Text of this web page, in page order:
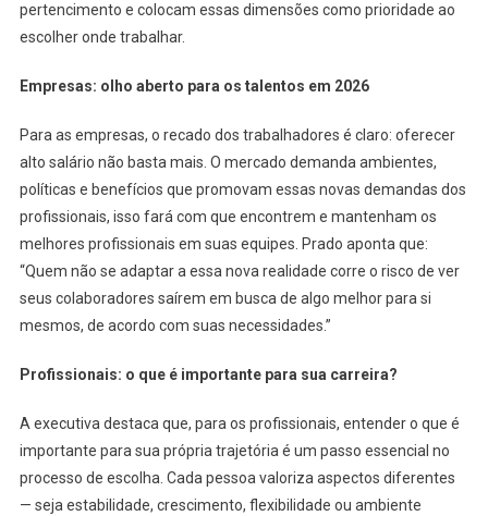
pertencimento e colocam essas dimensões como prioridade ao
escolher onde trabalhar.
Empresas: olho aberto para os talentos em 2026
Para as empresas, o recado dos trabalhadores é claro: oferecer
alto salário não basta mais. O mercado demanda ambientes,
políticas e benefícios que promovam essas novas demandas dos
profissionais, isso fará com que encontrem e mantenham os
melhores profissionais em suas equipes. Prado aponta que:
“Quem não se adaptar a essa nova realidade corre o risco de ver
seus colaboradores saírem em busca de algo melhor para si
mesmos, de acordo com suas necessidades.”
Profissionais: o que é importante para sua carreira?
A executiva destaca que, para os profissionais, entender o que é
importante para sua própria trajetória é um passo essencial no
processo de escolha. Cada pessoa valoriza aspectos diferentes
— seja estabilidade, crescimento, flexibilidade ou ambiente